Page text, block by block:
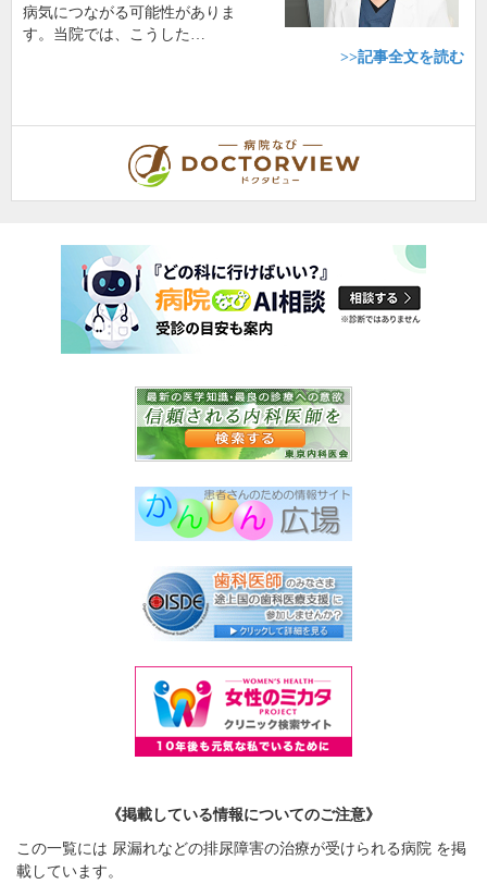
病気につながる可能性がありま
す。当院では、こうした…
>>記事全文を読む
《掲載している情報についてのご注意》
この一覧には 尿漏れなどの排尿障害の治療が受けられる病院 を掲
載しています。